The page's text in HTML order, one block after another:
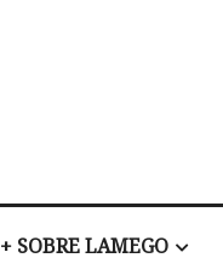
+ SOBRE LAMEGO